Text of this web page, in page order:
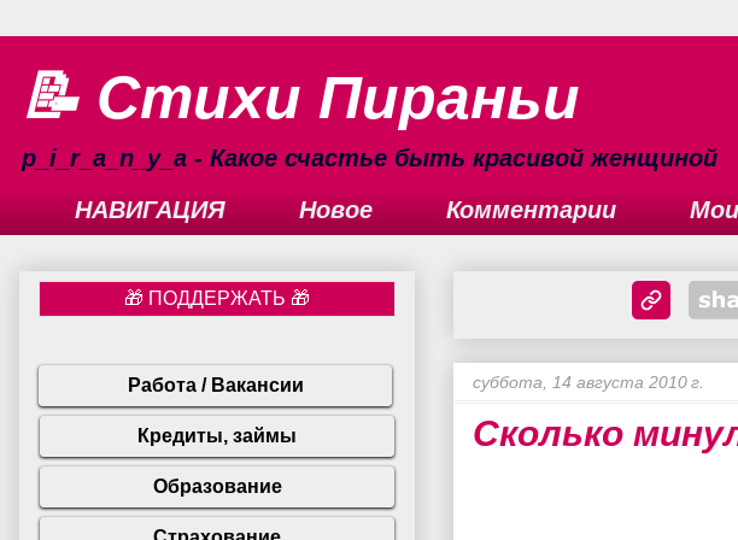
📝 Стихи Пираньи
p_i_r_a_n_y_a - Какое счастье быть красивой женщиной
НАВИГАЦИЯ
Новое Комментарии
суббота, 14 августа 2010 г.
Сколько